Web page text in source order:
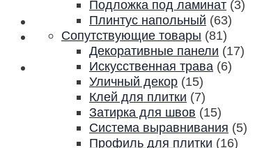
Подложка под ламинат (3)
Плинтус напольный (63)
Сопутствующие товары (81)
Декоративные панели (17)
Искусственная трава (6)
Уличный декор (15)
Клей для плитки (7)
Затирка для швов (15)
Система выравнивания (5)
Профиль для плитки (16)